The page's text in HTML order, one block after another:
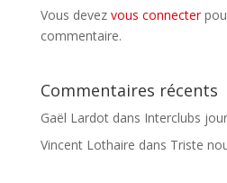
Vous devez vous connecter
commentaire.
Commentaires récents
Gaël Lardotdans Interclubs
Vincent Lothaire dans Triste